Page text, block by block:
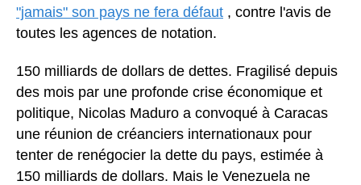
"jamais" son pays ne fera défaut , contre l'avis de
toutes les agences de notation.
150 milliards de dollars de dettes. Fragilisé depuis
des mois par une profonde crise économique et
politique, Nicolas Maduro a convoqué à Caracas
une réunion de créanciers internationaux pour
tenter de renégocier la dette du pays, estimée à
150 milliards de dollars. Mais le Venezuela ne